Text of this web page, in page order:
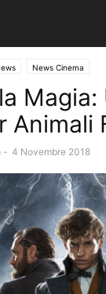
News Cinema
Magia:
Animali
- 4 Novembre 2018